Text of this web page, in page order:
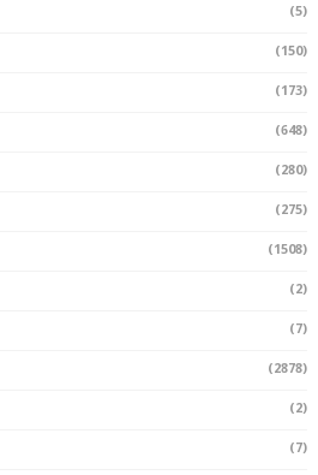
(5)
(150)
(173)
(648)
(280)
(275)
(1508)
(2)
(7)
(2878)
(2)
(7)